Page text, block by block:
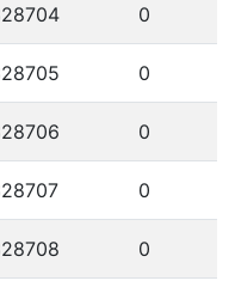
0
0
0
0
0